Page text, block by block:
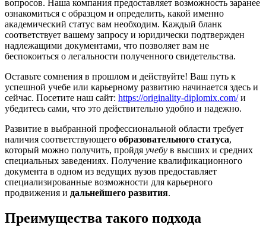
вопросов. Наша компания предоставляет возможность заранее
ознакомиться с образцом и определить, какой именно
академический статус вам необходим. Каждый бланк
соответствует вашему запросу и юридически подтвержден
надлежащими документами, что позволяет вам не
беспокоиться о легальности полученного свидетельства.
Оставьте сомнения в прошлом и действуйте! Ваш путь к
успешной учебе или карьерному развитию начинается здесь и
сейчас. Посетите наш сайт: https://originality-diplomix.com/и
убедитесь сами, что это действительно удобно и надежно.
Развитие в выбранной профессиональной области требует
наличия соответствующего образовательного статуса,
который можно получить, пройдя учебу в высших и средних
специальных заведениях. Получение квалификационного
документа в одном из ведущих вузов предоставляет
специализированные возможности для карьерного
продвижения и дальнейшего развития.
Преимущества такого подхода